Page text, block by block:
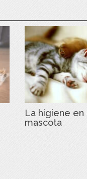
La higiene en
mascota